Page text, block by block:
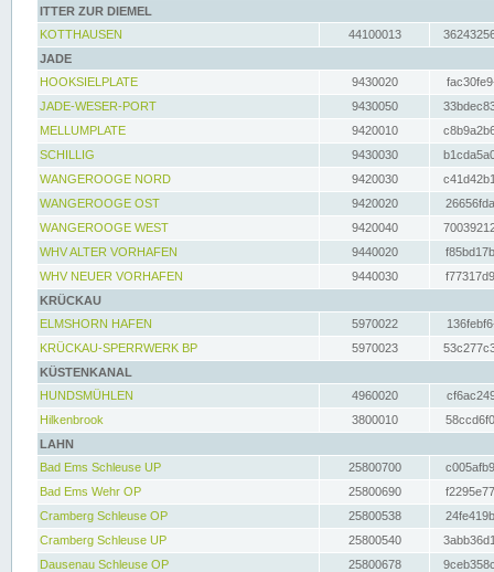
ITTER ZUR DIEMEL
KOTTHAUSEN
44100013
JADE
HOOKSIELPLATE
9430020
JADE-WESER-PORT
9430050
MELLUMPLATE
9420010
SCHILLIG
9430030
WANGEROOGE NORD
9420030
WANGEROOGE OST
9420020
WANGEROOGE WEST
9420040
WHV ALTER VORHAFEN
9440020
WHV NEUER VORHAFEN
9440030
KRÜCKAU
ELMSHORN HAFEN
5970022
KRÜCKAU-SPERRWERK BP
5970023
KÜSTENKANAL
HUNDSMÜHLEN
4960020
Hilkenbrook
3800010
LAHN
Bad Ems Schleuse UP
25800700
Bad Ems Wehr OP
25800690
Cramberg Schleuse OP
25800538
Cramberg Schleuse UP
25800540
Dausenau Schleuse OP
25800678